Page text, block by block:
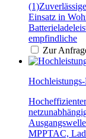
Einsatz in
empfindliche
Zur
MPPTAC,